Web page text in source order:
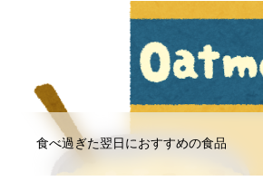
食べ過ぎた翌日におすすめの食品